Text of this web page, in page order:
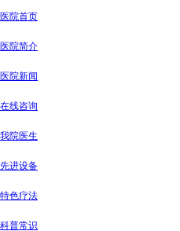
医院首页
医院简介
医院新闻
在线咨询
我院医生
先进设备
特色疗法
科普常识